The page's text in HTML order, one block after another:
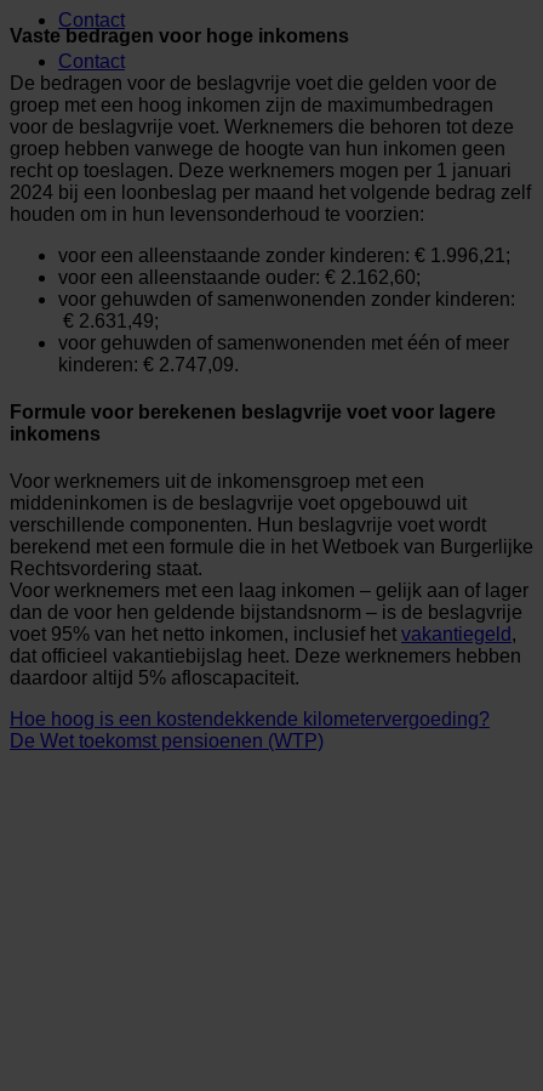
Contact
Contact
Vaste bedragen voor hoge inkomens
De bedragen voor de beslagvrije voet die gelden voor de
groep met een hoog inkomen zijn de maximumbedragen
voor de beslagvrije voet. Werknemers die behoren tot deze
groep hebben vanwege de hoogte van hun inkomen geen
recht op toeslagen. Deze werknemers mogen per 1 januari
2024 bij een loonbeslag per maand het volgende bedrag zelf
houden om in hun levensonderhoud te voorzien:
voor een alleenstaande zonder kinderen: € 1.996,21;
voor een alleenstaande ouder: € 2.162,60;
voor gehuwden of samenwonenden zonder kinderen:
€ 2.631,49;
voor gehuwden of samenwonenden met één of meer
kinderen: € 2.747,09.
Formule voor berekenen beslagvrije voet voor lagere
inkomens
Voor werknemers uit de inkomensgroep met een
middeninkomen is de beslagvrije voet opgebouwd uit
verschillende componenten. Hun beslagvrije voet wordt
berekend met een formule die in het Wetboek van Burgerlijke
Rechtsvordering staat.
Voor werknemers met een laag inkomen – gelijk aan of lager
dan de voor hen geldende bijstandsnorm – is de beslagvrije
voet 95% van het netto inkomen, inclusief het vakantiegeld ,
dat officieel vakantiebijslag heet. Deze werknemers hebben
daardoor altijd 5% afloscapaciteit.
Hoe hoog is een kostendekkende kilometervergoeding?
De Wet toekomst pensioenen (WTP)